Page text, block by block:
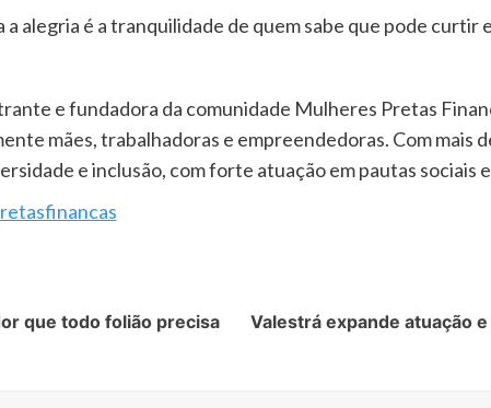
alegria é a tranquilidade de quem sabe que pode curtir
e fundadora da comunidade Mulheres Pretas
mães, trabalhadoras e empreendedoras. Com mais
e inclusão, com forte atuação em pautas sociais
que todo folião precisa
Valestrá expande atuação